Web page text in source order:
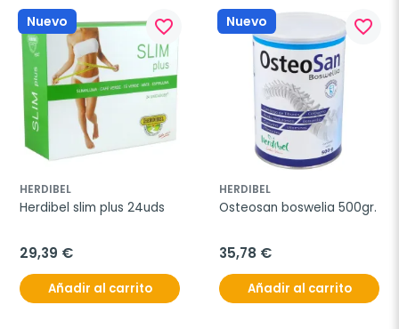
Nuevo favorite_border
HERDIBEL
Herdibel slim plus 24uds
29,39 €
Añadir al carrito
Nuevo favorite_border
HERDIBEL
Osteosan boswelia 500gr.
35,78 €
Añadir al carrito